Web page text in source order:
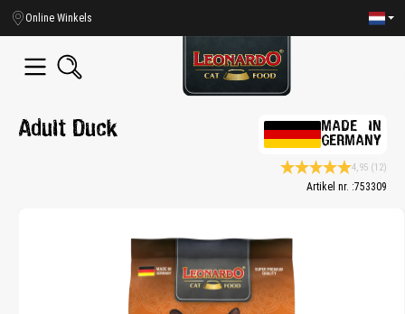
Online Winkels
Adult Duck
MADE IN
GERMANY
Gemiddelde
4,95 (12)
Artikel nr. :753309